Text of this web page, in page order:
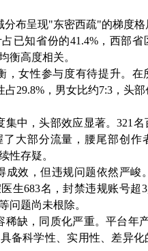
分布呈现"东密西疏"的梯度
已知省份的41.4%，西部省
衡高度相关。
，女性参与度有待提升。在
占29.8%，男女比约7:3，头
集中，头部效应显著。321名
了大部分流量，腰尾部创作
性存疑。
成效，但违规问题依然严峻
生683名，封禁违规账号超
问题尚未根除。
稀缺，同质化严重。平台年
备科学性、实用性、差异化